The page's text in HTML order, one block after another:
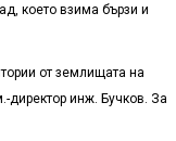
което взима бързи и
от землищата на
директор инж. Бучков. За